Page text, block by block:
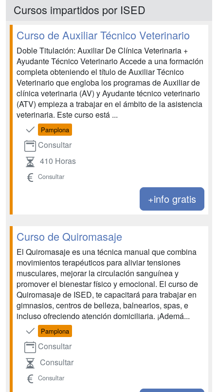
Cursos impartidos por ISED
Curso de Auxiliar Técnico Veterinario
Doble Titulación: Auxiliar De Clínica Veterinaria +
Ayudante Técnico Veterinario Accede a una formación
completa obteniendo el título de Auxiliar Técnico
Veterinario que engloba los programas de Auxiliar de
clínica veterinaria (AV) y Ayudante técnico veterinario
(ATV) empieza a trabajar en el ámbito de la asistencia
veterinaria. Este curso está ...
Pamplona
Consultar
410 Horas
Consultar
+info gratis
Curso de Quiromasaje
El Quiromasaje es una técnica manual que combina
movimientos terapéuticos para aliviar tensiones
musculares, mejorar la circulación sanguínea y
promover el bienestar físico y emocional. El curso de
Quiromasaje de ISED, te capacitará para trabajar en
gimnasios, centros de belleza, balnearios, spas, e
incluso ofreciendo atención domiciliaria. ¡Ademá...
Pamplona
Consultar
Consultar
Consultar